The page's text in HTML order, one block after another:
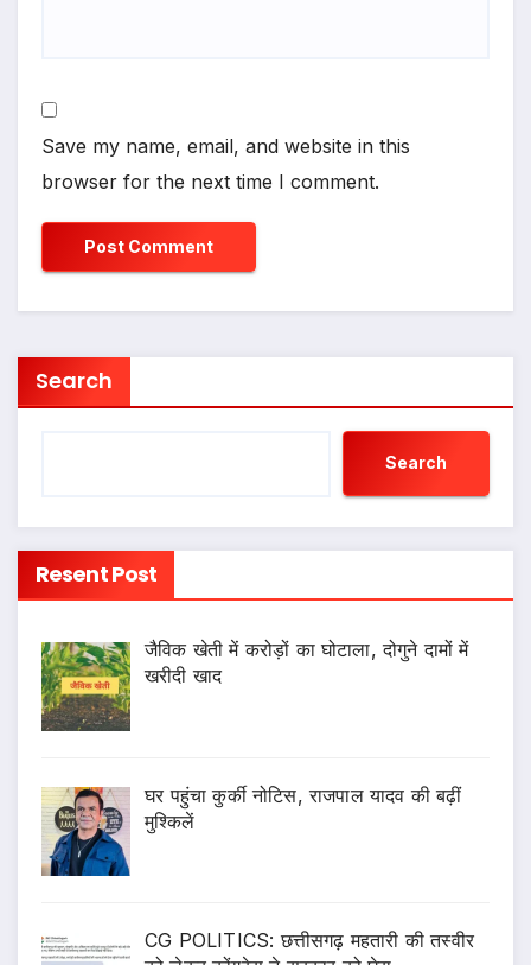
Save my name, email, and website in this
browser for the next time I comment.
Search
Search
Resent Post
जैविक खेती में करोड़ों का घोटाला, दोगुने दामों में
खरीदी खाद
घर पहुंचा कुर्की नोटिस, राजपाल यादव की बढ़ीं
मुश्किलें
CG POLITICS: छत्तीसगढ़ महतारी की तस्वीर